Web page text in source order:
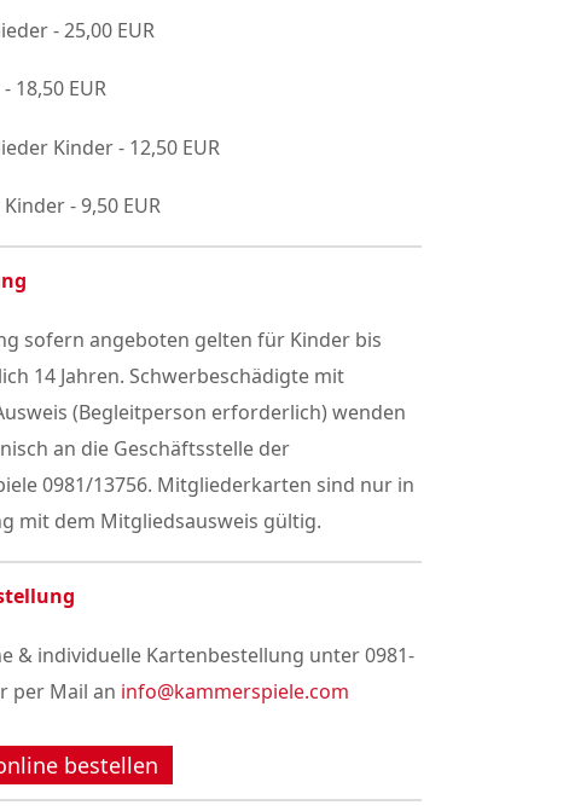
- 25,00 EUR
18,50 EUR
Kinder - 12,50 EUR
- 9,50 EUR
sofern angeboten gelten für Kinder bis
14 Jahren. Schwerbeschädigte mit
(Begleitperson erforderlich) wenden
an die Geschäftsstelle der
0981/13756. Mitgliederkarten sind nur in
mit dem Mitgliedsausweis gültig.
& individuelle Kartenbestellung unter 0981-
per Mail an info@kammerspiele.com
bestellen